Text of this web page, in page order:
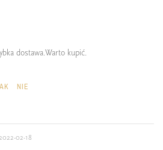
dostawa.Warto kupić.
NIE
2022-02-18